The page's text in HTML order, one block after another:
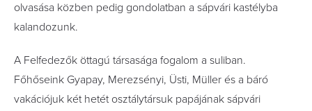
olvasása közben pedig gondolatban a sápvári kastélyba
kalandozunk.
A Felfedezők öttagú társasága fogalom a suliban.
Főhőseink Gyapay, Merezsényi, Üsti, Müller és a báró
vakációjuk két hetét osztálytársuk papájának sápvári